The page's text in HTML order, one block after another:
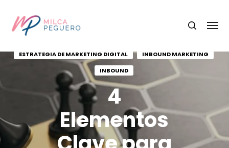
ESTRATEGIA DE MARKETING DIGITAL
INBOUND MARKETING
INBOUND
4
Elementos